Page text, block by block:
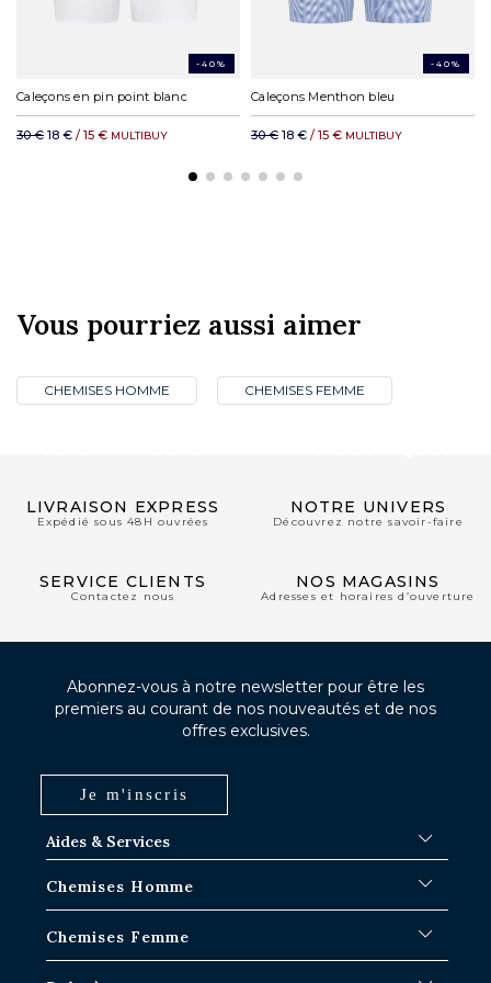
-40%
Caleçons en pin point blanc
30 € 18 € / 15 € MULTIBUY
-40%
Caleçons Menthon bleu
30 € 18 € / 15 € MULTIBUY
Vous pourriez aussi aimer
CHEMISES HOMME CHEMISES FEMME
LIVRAISON EXPRESS
Expédié sous 48H ouvrées
NOTRE UNIVERS
Découvrez notre savoir-faire
SERVICE CLIENTS
Contactez nous
NOS MAGASINS
Adresses et horaires d’ouverture
Aides & Services
Délais d'expédition
Échange dans les boutiques Paris-IDF
Chemises Homme
Chemises Bleues
Chemises Femme
Abonnez-vous à notre newsletter pour être les
premiers au courant de nos nouveautés et de nos
offres exclusives.
Je m'inscris